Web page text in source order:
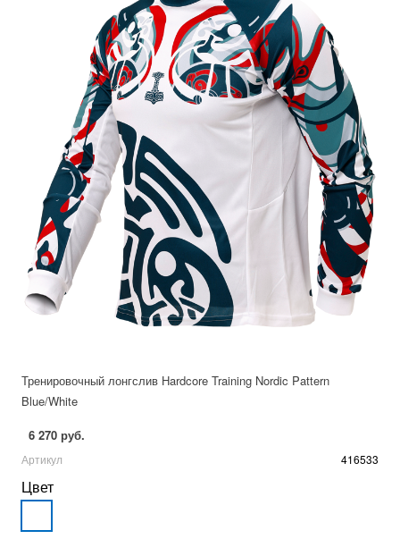
Тренировочный лонгслив Hardcore Training Nordic Pattern
Blue/White
6 270 руб.
Артикул 416533
Цвет